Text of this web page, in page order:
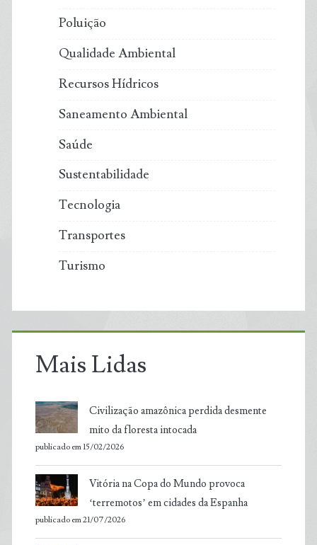
Poluição
Qualidade Ambiental
Recursos Hídricos
Saneamento Ambiental
Saúde
Sustentabilidade
Tecnologia
Transportes
Turismo
Mais Lidas
Civilização amazônica perdida desmente
mito da floresta intocada
publicado em 15/02/2026
Vitória na Copa do Mundo provoca
‘terremotos’ em cidades da Espanha
publicado em 21/07/2026